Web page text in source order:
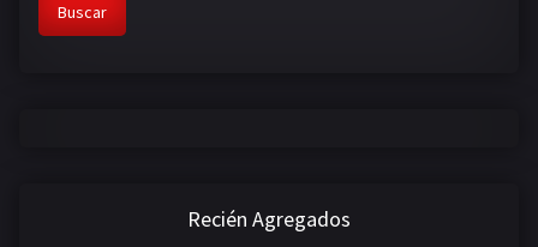
Buscar
Recién Agregados